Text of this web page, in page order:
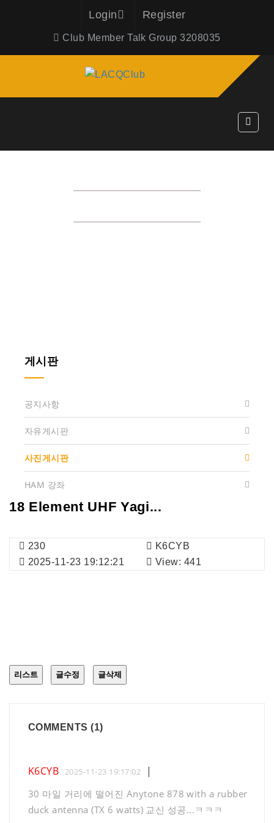
Login Register
Club Member Talk Group 3208035
게시판
공지사항
자유게시판
사진게시판
HAM 강좌
18 Element UHF Yagi...
230
K6CYB
2025-11-23 19:12:21
View: 441
리스트 글수정 글삭제
COMMENTS(1)
K6CYB 2025-11-23 19:17:02 |
30 마일 거리에 떨어진 Anytone 878 with a rubber
duck antenna (TX 6 watts) 교신 성공...ㅋㅋㅋ